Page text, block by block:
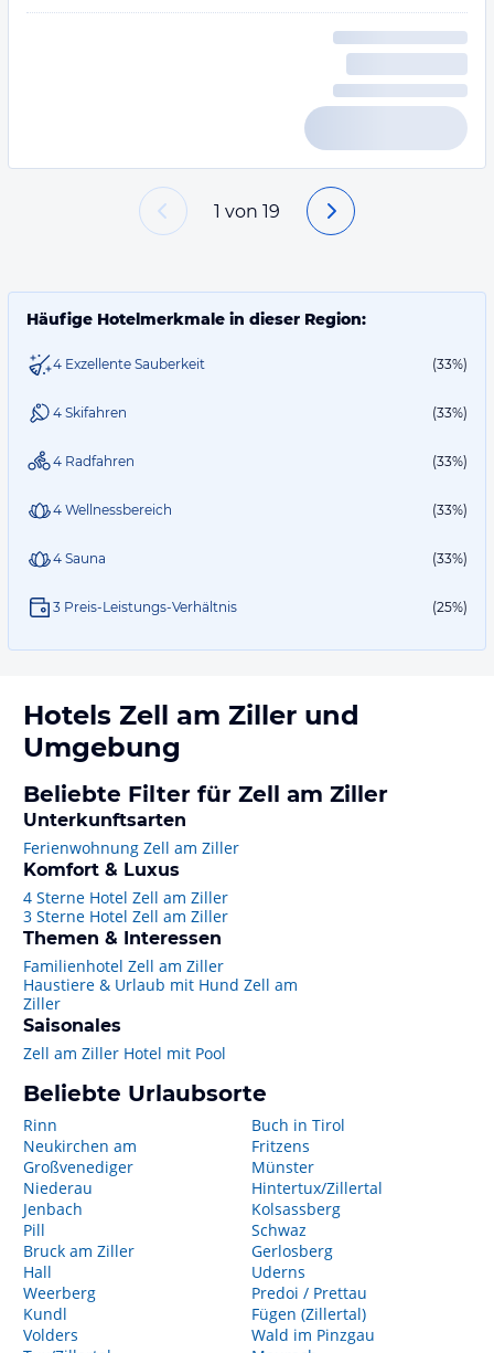
1 von 19
Häufige Hotelmerkmale in dieser Region:
4 Exzellente Sauberkeit (33%)
4 Skifahren (33%)
4 Radfahren (33%)
4 Wellnessbereich (33%)
4 Sauna (33%)
3 Preis-Leistungs-Verhältnis (25%)
Hotels Zell am Ziller und
Umgebung
Beliebte Filter für Zell am Ziller
Unterkunftsarten
Ferienwohnung Zell am Ziller
Komfort & Luxus
4 Sterne Hotel Zell am Ziller
3 Sterne Hotel Zell am Ziller
Themen & Interessen
Familienhotel Zell am Ziller
Haustiere & Urlaub mit Hund Zell am
Ziller
Saisonales
Zell am Ziller Hotel mit Pool
Beliebte Urlaubsorte
Rinn
Neukirchen am
Großvenediger
Niederau
Jenbach
Pill
Bruck am Ziller
Hall
Weerberg
Kundl
Volders
Buch in Tirol
Fritzens
Münster
Hintertux/Zillertal
Kolsassberg
Schwaz
Gerlosberg
Uderns
Predoi / Prettau
Fügen (Zillertal)
Wald im Pinzgau